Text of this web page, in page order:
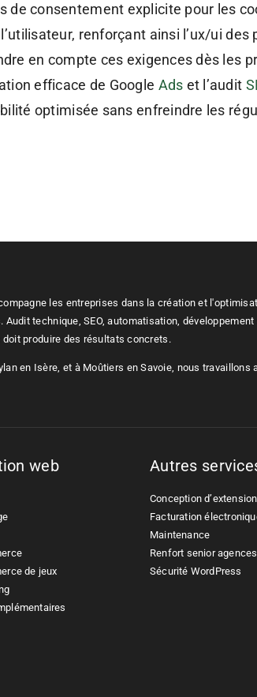
consentement explicite pour les
renforçant ainsi l’ux/ui
en compte ces exigences dès les
efficace de Google Ads et l’audit
optimisée sans enfreindre les
les entreprises dans la création et
Audit technique,SEO, automatisation,
doit produire des résultats concrets.
en Isère, et à Moûtiers en Savoie, nous travaillons
web
de jeux
Autres
Conception
Facturation
Maintenance
Renfort senior agences
Sécurité WordPress